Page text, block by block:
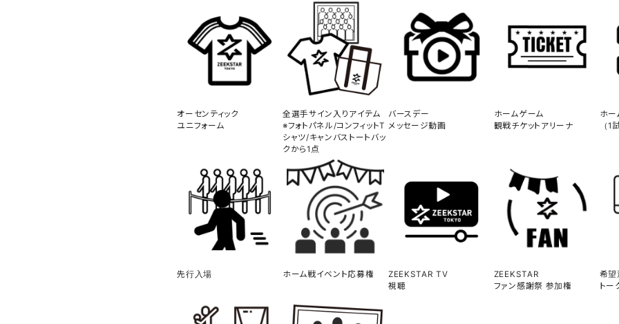
オーセンティック
ユニフォーム
全選手サイン入りアイテム
※フォトパネル/コンフィットT
シャツ/キャンバストートバッ
クから1点
バースデー
メッセージ動画
ホームゲーム
観戦チケットアリーナ
ホー
（1
先行入場 ホーム戦イベント応募権
ZEEKSTAR TV
視聴
ZEEKSTAR
ファン感謝祭 参加権
希望
トー